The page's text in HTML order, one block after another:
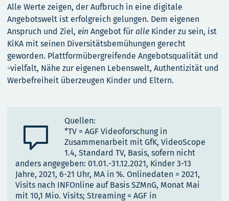
Alle Werte zeigen, der Aufbruch in eine digitale
Angebotswelt ist erfolgreich gelungen. Dem eigenen
Anspruch und Ziel, ein Angebot für alle Kinder zu sein, ist
KiKA mit seinen Diversitätsbemühungen gerecht
geworden. Plattformübergreifende Angebotsqualität und
-vielfalt, Nähe zur eigenen Lebenswelt, Authentizität und
Werbefreiheit überzeugen Kinder und Eltern.

Quellen:
*TV = AGF Videoforschung in
Zusammenarbeit mit GfK, VideoScope
1.4, Standard TV, Basis, sofern nicht
anders angegeben: 01.01.-31.12.2021, Kinder 3-13
Jahre, 2021, 6-21 Uhr, MA in %. Onlinedaten = 2021,
Visits nach INFOnline auf Basis SZMnG, Monat Mai
mit 10,1 Mio. Visits; Streaming = AGF in